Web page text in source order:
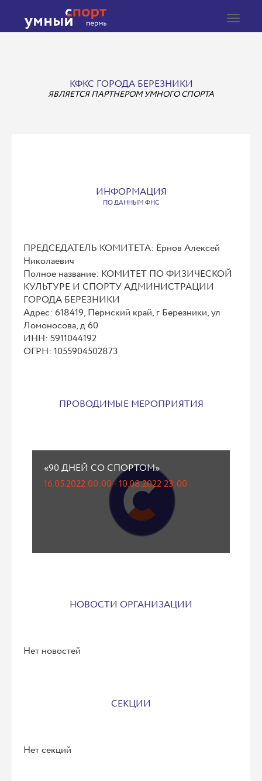
Toggle
КФКС ГОРОДА БЕРЕЗНИКИ
ЯВЛЯЕТСЯ ПАРТНЕРОМ УМНОГО СПОРТА
ИНФОРМАЦИЯ
ПО ДАННЫМ ФНС
ПРЕДСЕДАТЕЛЬ КОМИТЕТА: Ернов Алексей
Николаевич
Полное название: КОМИТЕТ ПО ФИЗИЧЕСКОЙ
КУЛЬТУРЕ И СПОРТУ АДМИНИСТРАЦИИ
ГОРОДА БЕРЕЗНИКИ
Адрес: 618419, Пермский край, г Березники, ул
Ломоносова, д 60
ИНН: 5911044192
ОГРН: 1055904502873
ПРОВОДИМЫЕ МЕРОПРИЯТИЯ
«90 ДНЕЙ СО СПОРТОМ»
16.05.2022 00:00 - 10.08.2022 23:00
НОВОСТИ ОРГАНИЗАЦИИ
Нет новостей
СЕКЦИИ
Нет секций